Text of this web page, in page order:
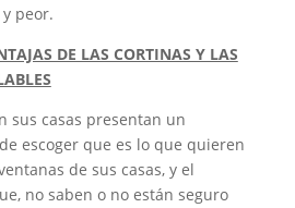
peor.
DE LAS CORTINAS Y LAS
sus casas presentan un
escoger que es lo que quieren
de sus casas, y el
no saben o no están seguro